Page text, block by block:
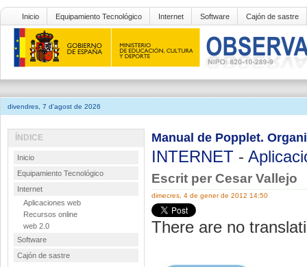
Inicio Equipamiento Tecnológico Internet Software Cajón de sastre
divendres, 7 d'agost de 2026
Manual de Popplet.
INTERNET -
Escrit per Cesar Vallejo
dimecres, 4 de gener de 2012 14:50
There are no
ÍNDICE
Inicio
Equipamiento Tecnológico
Internet
Aplicaciones web
Recursos online
web 2.0
Software
Cajón de sastre